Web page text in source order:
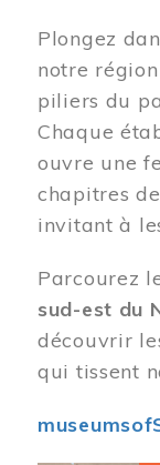
Plongez
notre
piliers du
Chaque
ouvre une
chapitres
invitant à
Parcourez
sud-est du
découvrir
qui tissent